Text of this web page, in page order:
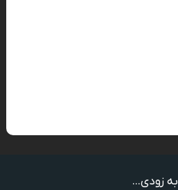
به زودی...